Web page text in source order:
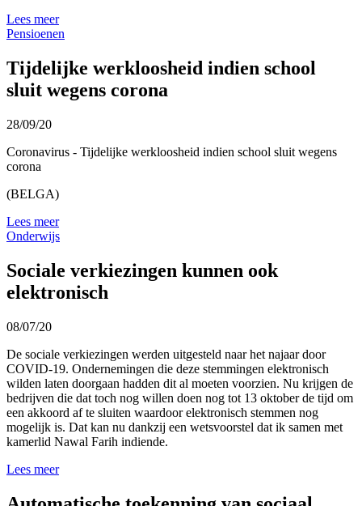
Lees meer
Pensioenen
Tijdelijke werkloosheid indien school
sluit wegens corona
28/09/20
Coronavirus - Tijdelijke werkloosheid indien school sluit wegens
corona
(BELGA)
Lees meer
Onderwijs
Sociale verkiezingen kunnen ook
elektronisch
08/07/20
De sociale verkiezingen werden uitgesteld naar het najaar door
COVID-19. Ondernemingen die deze stemmingen elektronisch
wilden laten doorgaan hadden dit al moeten voorzien. Nu krijgen de
bedrijven die dat toch nog willen doen nog tot 13 oktober de tijd om
een akkoord af te sluiten waardoor elektronisch stemmen nog
mogelijk is. Dat kan nu dankzij een wetsvoorstel dat ik samen met
kamerlid Nawal Farih indiende.
Lees meer